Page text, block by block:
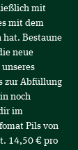
mit
mit dem
hat. Bestaune
neue
zur Abfüllung
noch
im
Pils von
14,50 € pro